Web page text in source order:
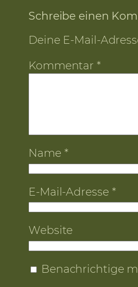
Schreibe einen
Deine E-Mail-
Kommentar *
Name *
E-Mail-Adresse *
Website
Benachrichtige